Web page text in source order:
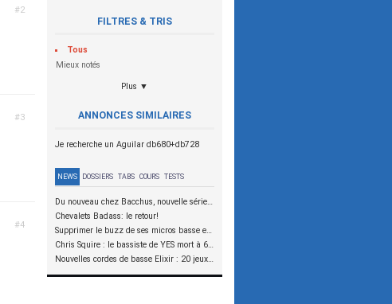
FILTRES & TRIS
Tous
Mieux notés
Plus ▼
ANNONCES SIMILAIRES
Je recherche un Aguilar db680+db728
NEWS DOSSIERS TABS COURS TESTS
Du nouveau chez Bacchus, nouvelle série SCD
Chevalets Badass: le retour!
Supprimer le buzz de ses micros basse en reliant les aimants à la masse
Chris Squire : le bassiste de YES mort à 67 ans
Nouvelles cordes de basse Elixir : 20 jeux à tester !
#2
#3
#4